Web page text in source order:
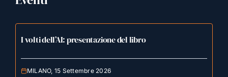
I volti dell’AI: presentazione del libro
MILANO, 15 Settembre 2026